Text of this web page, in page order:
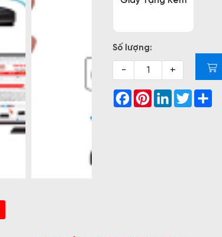
Số lượng:
- +
Facebook
PinterestLinkedInTwitter